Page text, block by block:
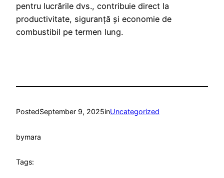
pentru lucrările dvs., contribuie direct la
productivitate, siguranță și economie de
combustibil pe termen lung.
PostedSeptember 9, 2025inUncategorized
bymara
Tags: